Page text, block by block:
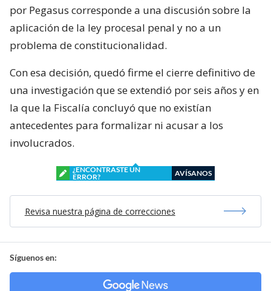
por Pegasus corresponde a una discusión sobre la
aplicación de la ley procesal penal y no a un
problema de constitucionalidad.
Con esa decisión, quedó firme el cierre definitivo de
una investigación que se extendió por seis años y en
la que la Fiscalía concluyó que no existían
antecedentes para formalizar ni acusar a los
involucrados.
¿ENCONTRASTE UN
ERROR?
AVÍSANOS
Revisa nuestra página de correcciones
Síguenos en: